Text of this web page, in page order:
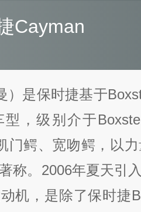
Cayman
）是保时捷基于
，级别介于
门鳄、宽吻鳄，以
称。2006年夏天引
机，是除了保时捷